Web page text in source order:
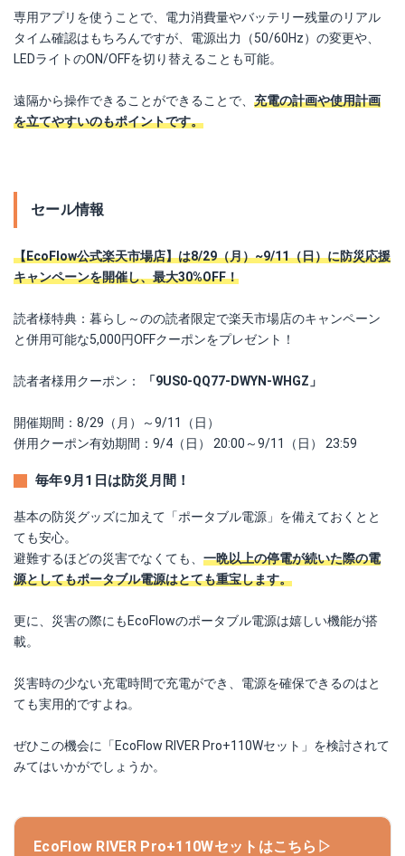
専用アプリを使うことで、電力消費量やバッテリー残量のリアル
タイム確認はもちろんですが、電源出力（50/60Hz）の変更や、
LEDライトのON/OFFを切り替えることも可能。
遠隔から操作できることができることで、 充電の計画や使用計画
を立てやすいのもポイントです。
セール情報
【EcoFlow公式楽天市場店】は8/29（月）~9/11（日）に防災応援
キャンペーンを開催し、最大30%OFF！
読者様特典：暮らし～のの読者限定で楽天市場店のキャンペーン
と併用可能な5,000円OFFクーポンをプレゼント！
読者者様用クーポン： 「9US0-QQ77-DWYN-WHGZ」
開催期間：8/29（月）～9/11（日）
併用クーポン有効期間：9/4（日） 20:00～9/11（日） 23:59
毎年9月1日は防災月間！
基本の防災グッズに加えて「ポータブル電源」を備えておくとと
ても安心。
避難するほどの災害でなくても、 一晩以上の停電が続いた際の電
源としてもポータブル電源はとても重宝します。
更に、災害の際にもEcoFlowのポータブル電源は嬉しい機能が搭
載。
災害時の少ない充電時間で充電ができ、電源を確保できるのはと
ても実用的ですよね。
ぜひこの機会に「EcoFlow RIVER Pro+110Wセット」を検討されて
みてはいかがでしょうか。
EcoFlow RIVER Pro+110Wセットはこちら▷